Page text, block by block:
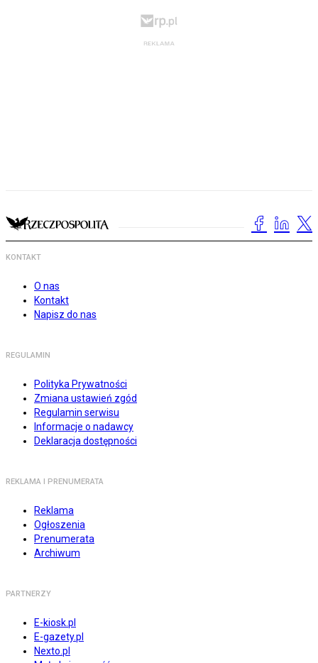
KONTAKT
O nas
Kontakt
Napisz do nas
REGULAMIN
Polityka Prywatności
Zmiana ustawień zgód
Regulamin serwisu
Informacje o nadawcy
Deklaracja dostępności
REKLAMA I PRENUMERATA
Reklama
Ogłoszenia
Prenumerata
Archiwum
PARTNERZY
E-kiosk.pl
E-gazety.pl
Nexto.pl